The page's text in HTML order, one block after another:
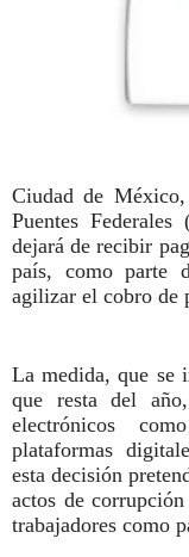
Ciudad de
Puentes
dejará de recibir
país, como parte
agilizar el cobro de
La medida, que se
que resta del
electrónicos
plataformas
esta decisión
actos de
trabajadores como